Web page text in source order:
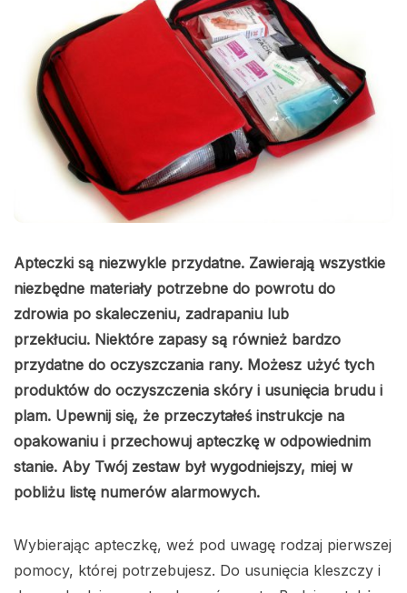
Apteczki są niezwykle przydatne. Zawierają wszystkie
niezbędne materiały potrzebne do powrotu do
zdrowia po skaleczeniu, zadrapaniu lub
przekłuciu. Niektóre zapasy są również bardzo
przydatne do oczyszczania rany. Możesz użyć tych
produktów do oczyszczenia skóry i usunięcia brudu i
plam. Upewnij się, że przeczytałeś instrukcje na
opakowaniu i przechowuj apteczkę w odpowiednim
stanie. Aby Twój zestaw był wygodniejszy, miej w
pobliżu listę numerów alarmowych.
Wybierając apteczkę, weź pod uwagę rodzaj pierwszej
pomocy, której potrzebujesz. Do usunięcia kleszczy i